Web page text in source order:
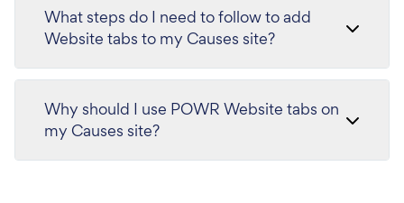
What steps do I need to follow to add
Website tabs to my Causes site?
Why should I use POWR Website tabs on
my Causes site?